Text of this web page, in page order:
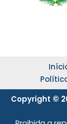
Copyright ©